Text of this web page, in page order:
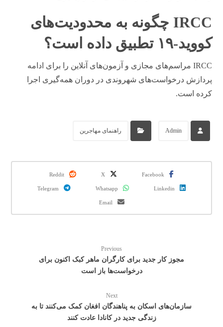
IRCC چگونه به محدودیت‌های
کووید-۱۹ تطبیق داده است؟
IRCC مراسم‌های مجازی و آزمون‌های آنلاین را برای ادامه
پردازش درخواست‌های شهروندی در دوران همه‌گیری اجرا
کرده است.
Admin راهنمای مهاجرین
Facebook
X
Reddit
Linkedin
Whatsapp
Telegram
Email
Previous
مجوز کار جدید برای کارگران ماهر کبک اکنون برای
درخواست‌ها باز است
Next
سازمان‌های اسکان به پناهندگان افغان کمک می‌کنند تا به
زندگی جدید در کانادا عادت کنند